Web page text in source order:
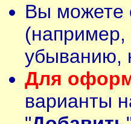
Вы можете
(например,
убыванию,
Для
варианты